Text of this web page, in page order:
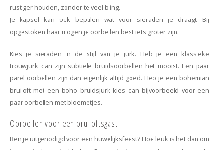
rustiger houden, zonder te veel bling.
Je kapsel kan ook bepalen wat voor sieraden je draagt. Bij
opgestoken haar mogen je oorbellen best iets groter zijn.
Kies je sieraden in de stijl van je jurk. Heb je een klassieke
trouwjurk dan zijn subtiele bruidsoorbellen het mooist. Een paar
parel oorbellen zijn dan eigenlijk altijd goed. Heb je een bohemian
bruiloft met een boho bruidsjurk kies dan bijvoorbeeld voor een
paar oorbellen met bloemetjes.
Oorbellen voor een bruiloftsgast
Ben je uitgenodigd voor een huwelijksfeest? Hoe leuk is het dan om